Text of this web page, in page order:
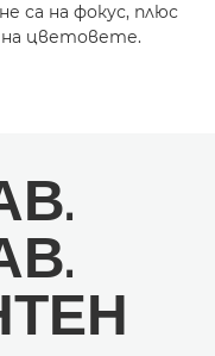
са на фокус, плюс
цветовете.